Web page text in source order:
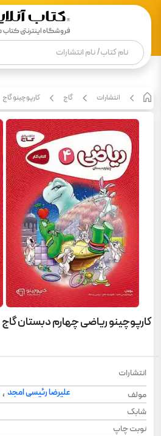
انتشارات گاج کارپوچینو گاج
کارپوچینو ریاضی چهارم دبستان گاج
انتشارات
مولف
علیرضا رئیسی امجد ،
شابک
نوبت چاپ